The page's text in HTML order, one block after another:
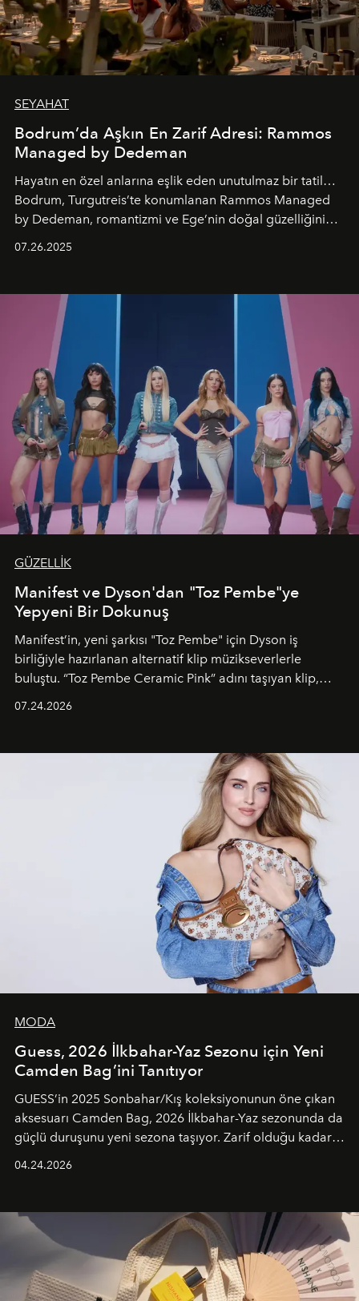
SEYAHAT
Bodrum’da Aşkın En Zarif Adresi: Rammos
Managed by Dedeman
Hayatın en özel anlarına eşlik eden unutulmaz bir tatil…
Bodrum, Turgutreis’te konumlanan Rammos Managed
by Dedeman, romantizmi ve Ege’nin doğal güzelliğini
07.26.2025
GÜZELLİK
Manifest ve Dyson'dan "Toz Pembe"ye
Yepyeni Bir Dokunuş
Manifest’in, yeni şarkısı "Toz Pembe" için Dyson iş
birliğiyle hazırlanan alternatif klip müzikseverlerle
buluştu. “Toz Pembe Ceramic Pink” adını taşıyan klip,
unsurlarından biri olarak öne çıkıyor.
07.24.2026
MODA
Guess, 2026 İlkbahar-Yaz Sezonu için Yeni
Camden Bag’ini Tanıtıyor
GUESS’in 2025 Sonbahar/Kış koleksiyonunun öne çıkan
aksesuarı Camden Bag, 2026 İlkbahar-Yaz sezonunda da
güçlü duruşunu yeni sezona taşıyor. Zarif olduğu kadar
04.24.2026